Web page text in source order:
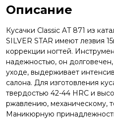
Описание
Кусачки Classic AT 871 из
SILVER STAR имеют лезвия
коррекции ногтей.
надежностью, он
уходе, выдерживает
салона. Для изготовления
твердостью 42-44 HRC и
ржавлению, механическому,
Маникюрную